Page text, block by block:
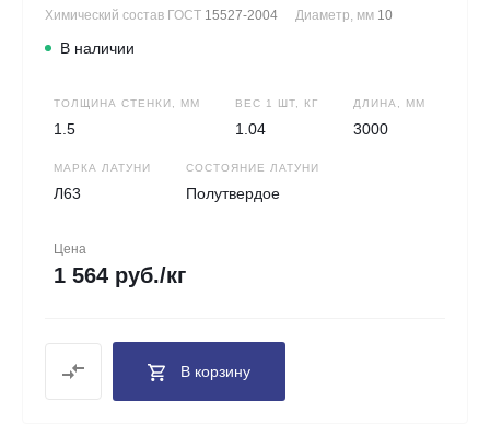
Химический состав ГОСТ 15527-2004 Диаметр, мм 10
В наличии
ТОЛЩИНА СТЕНКИ, ММ
1.5
ВЕС 1 ШТ, КГ
1.04
ДЛИНА, ММ
3000
МАРКА ЛАТУНИ
Л63
СОСТОЯНИЕ ЛАТУНИ
Полутвердое
Цена
1 564 руб./кг
В корзину